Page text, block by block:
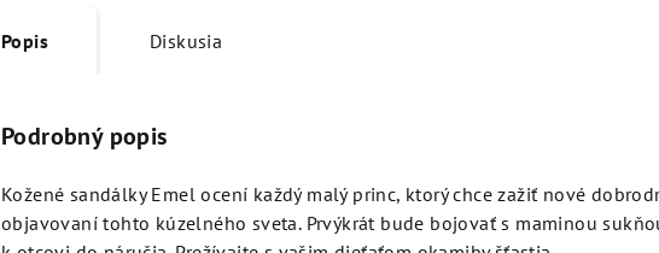
Popis Diskusia
Podrobný popis
Kožené sandálky Emel ocení každý malý princ, ktorý chce zažiť nové
objavovaní tohto kúzelného sveta. Prvýkrát bude bojovať s maminou